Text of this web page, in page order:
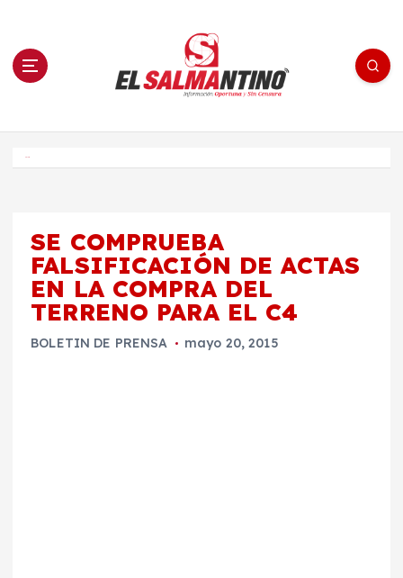
n El Salmantino - medios/noticias/editorial
SE COMPRUEBA
FALSIFICACIÓN DE ACTAS
EN LA COMPRA DEL
TERRENO PARA EL C4
BOLETIN DE PRENSA mayo 20, 2015